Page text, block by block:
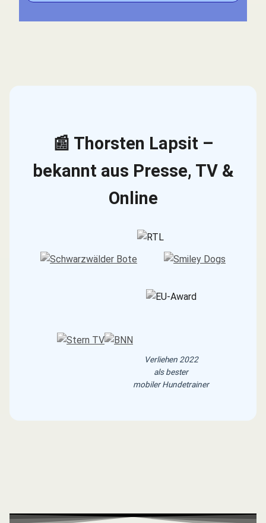
📰 Thorsten Lapsit –
bekannt aus Presse, TV &
Online
Verliehen 2022
als bester
mobiler Hundetrainer